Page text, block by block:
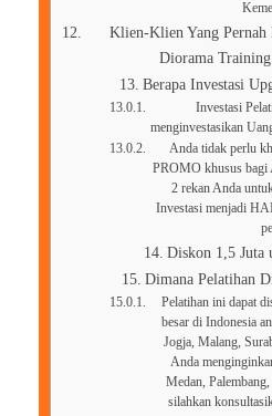
Klien-Klien Yang Pernah
Diorama
Berapa Investasi
Investasi
menginvestasikan
Anda tidak perlu
PROMO khusus bagi
2 rekan Anda
Investasi menjadi
Diskon 1,5 Juta
Dimana Pelatihan
Pelatihan ini dapat
besar di Indonesia
Jogja, Malang,
Anda
Medan,
silahkan